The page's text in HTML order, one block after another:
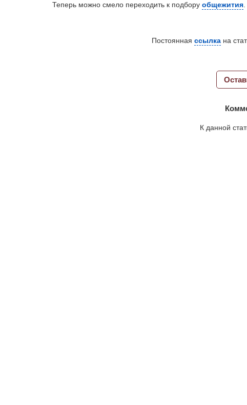
Теперь можно смело переходить к подбору общежития
Постоянная ссылка на
К данной